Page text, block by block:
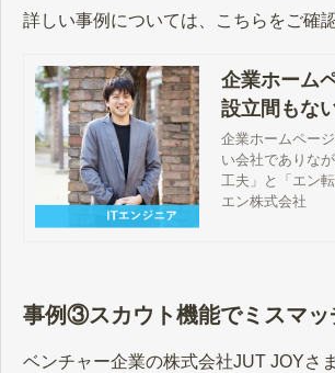
詳しい事例については、こちらをご確
企業ホーム
設立間もな
ンジニア経
功！
企業ホームペー
い会社でありな
工夫」と「エン
マッチング機能
エン株式会社
事例③スカウト機能でミスマッ
ベンチャー企業の株式会社JUT JOYさ